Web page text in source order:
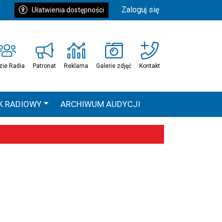
Ułatwienia dostępności Zaloguj się
Radia Patronat Reklama Galerie zdjęć Kontakt
RADIOWY ARCHIWUM AUDYCJI
HEAVEN TOUR